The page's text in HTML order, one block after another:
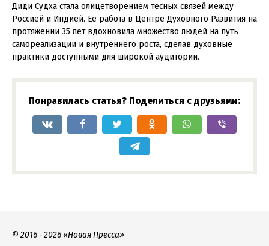
Диди Судха стала олицетворением тесных связей между
Россией и Индией. Ее работа в Центре Духовного Развития на
протяжении 35 лет вдохновила множество людей на путь
самореализации и внутреннего роста, сделав духовные
практики доступными для широкой аудитории.
Понравилась статья? Поделиться с друзьями:
© 2016 - 2026 «Новая Пресса»